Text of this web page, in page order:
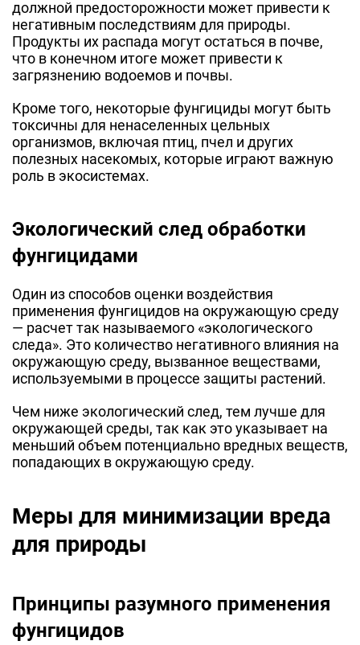
должной предосторожности может привести к
негативным последствиям для природы.
Продукты их распада могут остаться в почве,
что в конечном итоге может привести к
загрязнению водоемов и почвы.
Кроме того, некоторые фунгициды могут быть
токсичны для ненаселенных цельных
организмов, включая птиц, пчел и других
полезных насекомых, которые играют важную
роль в экосистемах.
Экологический след обработки
фунгицидами
Один из способов оценки воздействия
применения фунгицидов на окружающую среду
— расчет так называемого «экологического
следа». Это количество негативного влияния на
окружающую среду, вызванное веществами,
используемыми в процессе защиты растений.
Чем ниже экологический след, тем лучше для
окружающей среды, так как это указывает на
меньший объем потенциально вредных веществ,
попадающих в окружающую среду.
Меры для минимизации вреда
для природы
Принципы разумного применения
фунгицидов